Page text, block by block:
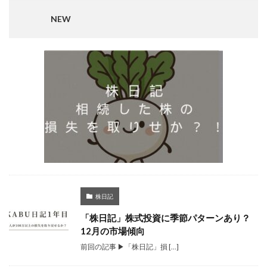
NEW
株日記
「株日記」株式投資に季節パターンあり？
12月の市場傾向
前回の記事 ▶「株日記」損 […]